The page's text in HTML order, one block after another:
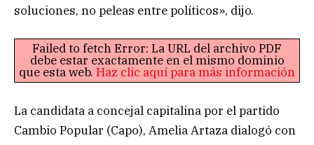
soluciones, no peleas entre políticos», dijo.
Failed to fetch Error: La URL del archivo PDF
debe estar exactamente en el mismo dominio
que esta web. Haz clic aquí para más información
La candidata a concejal capitalina por el partido
Cambio Popular (Capo), Amelia Artaza dialogó con